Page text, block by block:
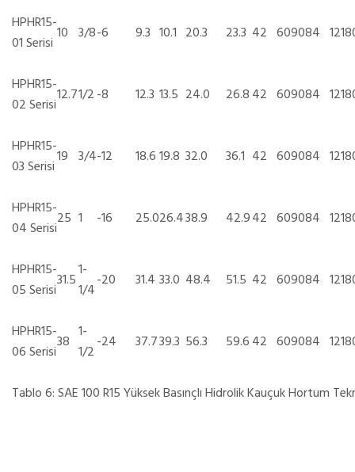
HPHR15-
01 Serisi 10 3/8-6 9.3 10.1 20.3 23.3 42 609084
HPHR15-
02 Serisi12.71/2-8 12.3 13.5 24.0 26.842 609084
HPHR15-
03 Serisi19 3/4-12 18.619.8 32.0 36.1 42 609084
HPHR15-
04 Serisi25 1 -16 25.026.438.9 42.942 609084
HPHR15-
05 Serisi31.51-
1/4-20 31.4 33.0 48.4 51.5 42 609084
HPHR15-
06 Serisi38 1-
1/2-24 37.739.3 56.3 59.642 609084
Tablo 6: SAE 100 R15 Yüksek Basınçlı Hidrolik Kauçuk Hortum